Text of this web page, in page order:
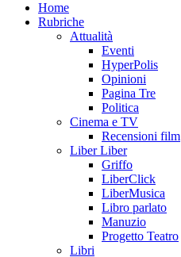
Home
Rubriche
Attualità
Eventi
HyperPolis
Opinioni
Pagina Tre
Politica
Cinema e TV
Recensioni film
Liber Liber
Griffo
LiberClick
LiberMusica
Libro parlato
Manuzio
Progetto Teatro
Libri